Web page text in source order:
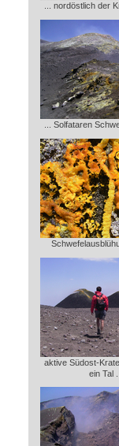
... nordöstlich der
... Solfataren
aktive Südost-
ein Tal